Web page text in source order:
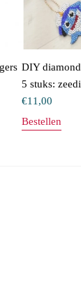
DIY
5 stuks:
€11,00
Bestellen